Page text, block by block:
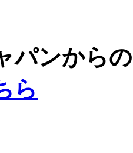
パンから
ら